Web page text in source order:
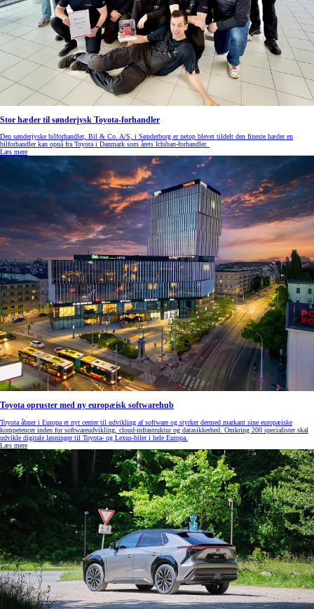
Stor hæder til sønderjysk Toyota-forhandler
Den sønderjyske bilforhandler, Bil & Co. A/S, i Sønderborg er netop blevet tildelt den fineste hæder en
bilforhandler kan opnå fra Toyota i Danmark som årets Ichiban-forhandler.
Læs mere
Toyota opruster med ny europæisk softwarehub
Toyota åbner i Europa et nyt center til udvikling af software og styrker dermed markant sine europæiske
kompetencer inden for softwareudvikling, cloud‑infrastruktur og datasikkerhed. Omkring 200 specialister skal
udvikle digitale løsninger til Toyota- og Lexus‑biler i hele Europa.
Læs mere